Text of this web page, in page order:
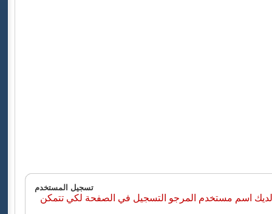
تسجيل المستخدم
اسم مستخدم المرجو التسجيل في الصفحة لكي تتمكن